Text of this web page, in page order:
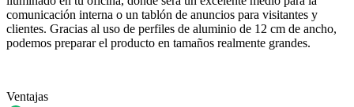
comunicación interna o un tablón de anuncios para visitantes y
clientes. Gracias al uso de perfiles de aluminio de 12 cm de ancho,
podemos preparar el producto en tamaños realmente grandes.
Ventajas